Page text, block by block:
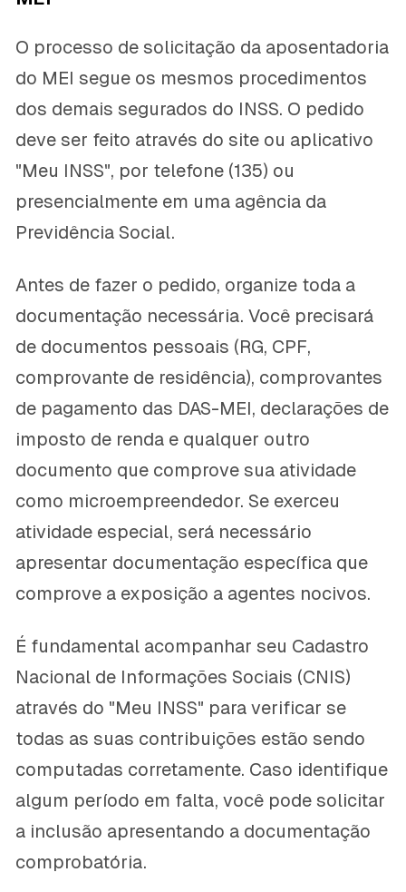
O processo de solicitação da aposentadoria
do MEI segue os mesmos procedimentos
dos demais segurados do INSS. O pedido
deve ser feito através do site ou aplicativo
"Meu INSS", por telefone (135) ou
presencialmente em uma agência da
Previdência Social.
Antes de fazer o pedido, organize toda a
documentação necessária. Você precisará
de documentos pessoais (RG, CPF,
comprovante de residência), comprovantes
de pagamento das DAS-MEI, declarações de
imposto de renda e qualquer outro
documento que comprove sua atividade
como microempreendedor. Se exerceu
atividade especial, será necessário
apresentar documentação específica que
comprove a exposição a agentes nocivos.
É fundamental acompanhar seu Cadastro
Nacional de Informações Sociais (CNIS)
através do "Meu INSS" para verificar se
todas as suas contribuições estão sendo
computadas corretamente. Caso identifique
algum período em falta, você pode solicitar
a inclusão apresentando a documentação
comprobatória.